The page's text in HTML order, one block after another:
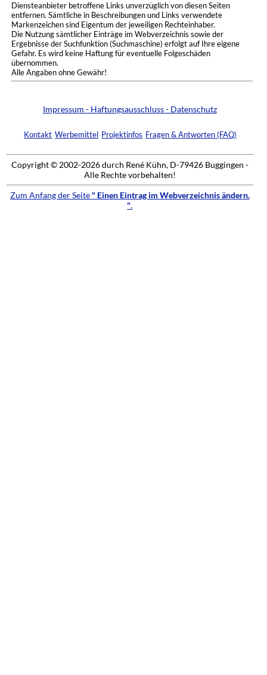
Diensteanbieter betroffene Links unverzüglich von diesen Seiten
entfernen. Sämtliche in Beschreibungen und Links verwendete
Markenzeichen sind Eigentum der jeweiligen Rechteinhaber.
Die Nutzung sämtlicher Einträge im Webverzeichnis sowie der
Ergebnisse der Suchfunktion (Suchmaschine) erfolgt auf Ihre eigene
Gefahr. Es wird keine Haftung für eventuelle Folgeschäden
übernommen.
Alle Angaben ohne Gewähr!
Impressum - Haftungsausschluss - Datenschutz
Kontakt Werbemittel Projektinfos Fragen & Antworten (FAQ)
Copyright © 2002-2026 durch René Kühn, D-79426 Buggingen -
Alle Rechte vorbehalten!
Zum Anfang der Seite " Einen Eintrag im Webverzeichnis ändern.
".